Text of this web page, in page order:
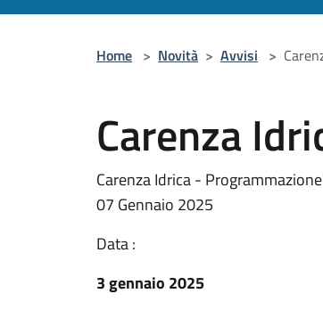
Home > Novità > Avvisi >
Carenza
Carenza Idrica -
07 Gennaio 2025
Data :
3 gennaio 2025